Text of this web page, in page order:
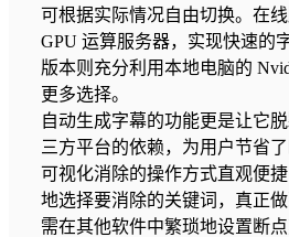
可根据实际情况自由切换。在
GPU 运算服务器，实现快速的
版本则充分利用本地电脑的
更多选择。
自动生成字幕的功能更是让它
三方平台的依赖，为用户节省了
可视化消除的操作方式直观便
地选择要消除的关键词，真正
需在其他软件中繁琐地设置断点